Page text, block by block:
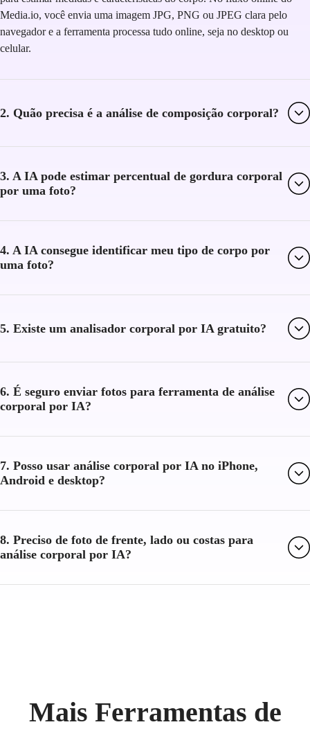
Media.io, você envia uma imagem JPG, PNG ou JPEG clara pelo
navegador e a ferramenta processa tudo online, seja no desktop ou
celular.
2. Quão precisa é a análise de composição corporal?
3. A IA pode estimar percentual de gordura corporal
por uma foto?
4. A IA consegue identificar meu tipo de corpo por
uma foto?
5. Existe um analisador corporal por IA gratuito?
6. É seguro enviar fotos para ferramenta de análise
corporal por IA?
7. Posso usar análise corporal por IA no iPhone,
Android e desktop?
8. Preciso de foto de frente, lado ou costas para
análise corporal por IA?
Mais Ferramentas de